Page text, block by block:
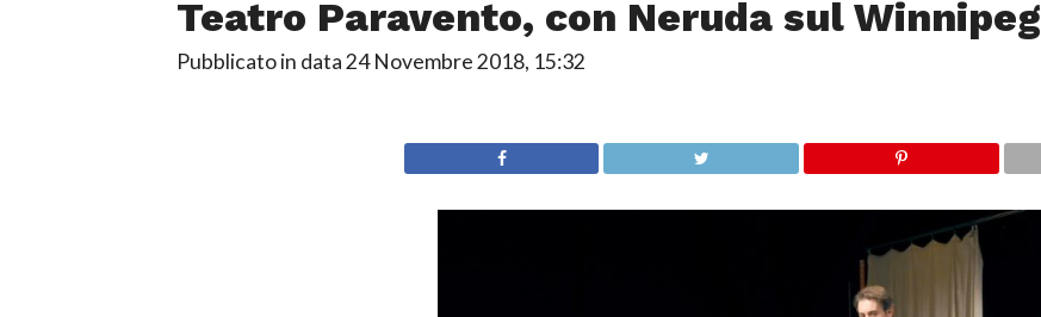
Teatro Paravento, con Neruda sul Winnipeg
Pubblicato in data24 Novembre 2018, 15:32